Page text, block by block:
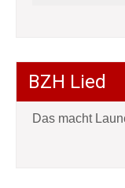
BZH Lied
Das macht